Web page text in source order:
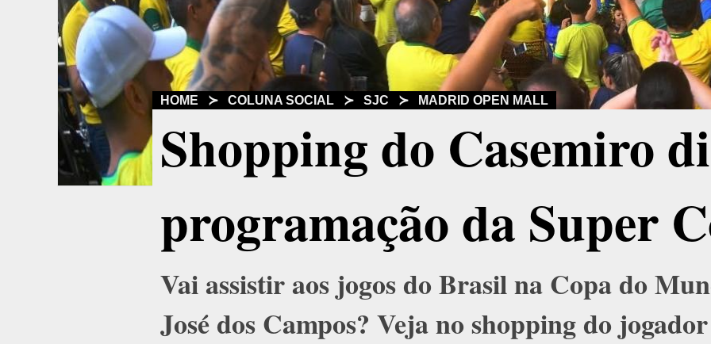
HOME ≻ COLUNA SOCIAL ≻ SJC ≻ MADRID OPEN MALL
Shopping do Casemiro
programação da Super
Vai assistir aos jogos do Brasil na Copa do
José dos Campos? Veja no shopping do